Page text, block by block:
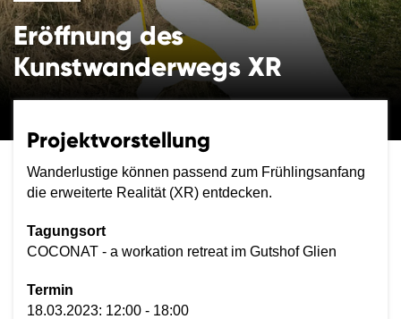
Eröffnung des
Kunstwanderwegs XR
Projektvorstellung
Wanderlustige können passend zum Frühlingsanfang
die erweiterte Realität (XR) entdecken.
Tagungsort
COCONAT - a workation retreat im Gutshof Glien
Termin
18.03.2023: 12:00 - 18:00